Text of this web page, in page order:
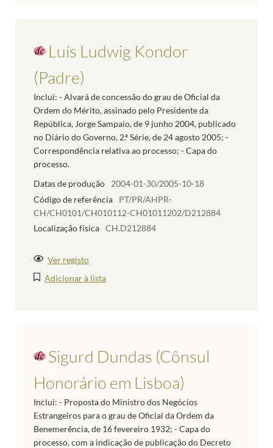
Luís Ludwig Kondor
(Padre)
Inclui: - Alvará de concessão do grau de Oficial da
Ordem do Mérito, assinado pelo Presidente da
República, Jorge Sampaio, de 9 junho 2004, publicado
no Diário do Governo, 2.ª Série, de 24 agosto 2005; -
Correspondência relativa ao processo; - Capa do
processo.
Datas de produção
2004-01-30/2005-10-18
Código de referência
PT/PR/AHPR-
CH/CH0101/CH010112-CH01011202/D212884
Localização física CH.D212884
Ver registo
Adicionar à lista
Sigurd Dundas (Cônsul
Honorário em Lisboa)
Inclui: - Proposta do Ministro dos Negócios
Estrangeiros para o grau de Oficial da Ordem da
Benemerência, de 16 fevereiro 1932; - Capa do
processo, com a indicação de publicação do Decreto